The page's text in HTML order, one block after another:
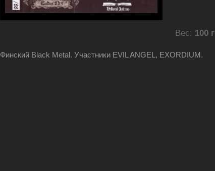
Вес: 100 г
Финский Black Metal. Участники EVIL ANGEL, EXORDIUM.